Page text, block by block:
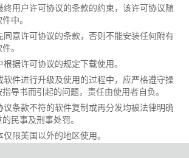
用户许可协议的条款的约束，该许可协议随
中。
意许可协议的条款，否则不能安装任何附有
。
据许可协议的规定下载使用。
件进行升级及使用的过程中，应严格遵守操
导书而引起的问题，责任由使用者自负。
条款不符的软件复制或再分发均被法律明确
民事及刑事处罚。
限美国以外的地区使用。